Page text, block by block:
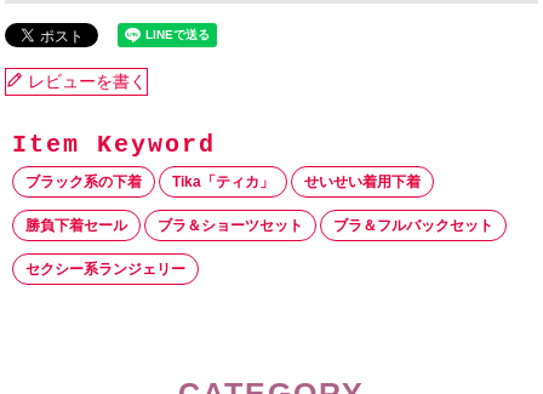
レビューを書く
ブラック系の下着 Tika「ティカ」 せいせい着用下着
勝負下着セール ブラ＆ショーツセット ブラ＆フルバックセット
セクシー系ランジェリー